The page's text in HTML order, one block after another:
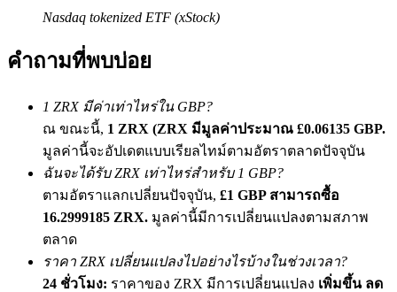
การแนะนำ
BTC Welcome Rewards
Nasdaq tokenized ETF (xStock)
คำถามที่พบบ่อย
1 ZRX มีค่าเท่าไหร่ใน GBP?
ณ ขณะนี้, 1 ZRX (ZRX มีมูลค่าประมาณ £0.06135 GBP.
มูลค่านี้จะอัปเดตแบบเรียลไทม์ตามอัตราตลาดปัจจุบัน
ฉันจะได้รับ ZRX เท่าไหร่สำหรับ 1 GBP?
ตามอัตราแลกเปลี่ยนปัจจุบัน, £1 GBP สามารถซื้อ
16.2999185 ZRX. มูลค่านี้มีการเปลี่ยนแปลงตามสภาพ
ตลาด
ราคา ZRX เปลี่ยนแปลงไปอย่างไรบ้างในช่วงเวลา?
24 ชั่วโมง: ราคาของ ZRX มีการเปลี่ยนแปลง เพิ่มขึ้น ลด